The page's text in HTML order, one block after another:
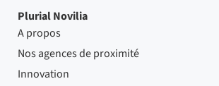
Plurial Novilia
A propos
Nos agences de proximité
Innovation